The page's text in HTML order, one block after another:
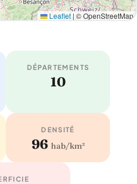
Leaflet|© OpenStreetMap
DÉPARTEMENTS
10
DENSITÉ
96 hab/km²